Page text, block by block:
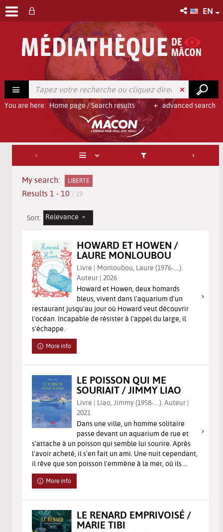
EN
advanced search
You are here: Home page/Search results
My search: LIBERTE
Results 1 - 10 / 19
Sort: Relevance
HOWARD ET HOWEN /
LAURE MONLOUBOU
Livre | Monloubou, Laure (1976-....).
Auteur | 2026
Howard et Howen, deux homards
bleus, vivent dans l'aquarium d'un
restaurant jusqu'au jour où Howard veut découvrir
l'océan. Incapable de résister à l'appel du large, il
s'échappe.
More info
LE POISSON QUI ME
SOURIAIT / JIMMY LIAO
Livre | Liao, Jimmy (1958-....). Auteur |
2021
Dans une ville, un homme solitaire
passe devant un aquarium de rue et
s'attache à un poisson qui semble lui sourire. Après
l'avoir acheté, il s'en fait un ami. Une nuit cependant,
il rêve que son poisson l'emmène à la mer, où ils ...
More info
LE RENARD EMPRIVOISÉ /
MARIE TIBI